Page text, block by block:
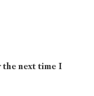
the next time I